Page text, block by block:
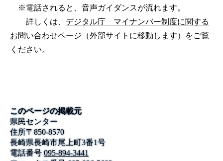
※電話されると、音声ガイダンスが流れます。
詳しくは、 デジタル庁 マイナンバー制度に関する
お問い合わせページ（外部サイトに移動します）
をご覧
ください。
このページの掲載元
県民センター
住所〒850-8570
長崎県長崎市尾上町3番1号
電話番号 095-894-3441